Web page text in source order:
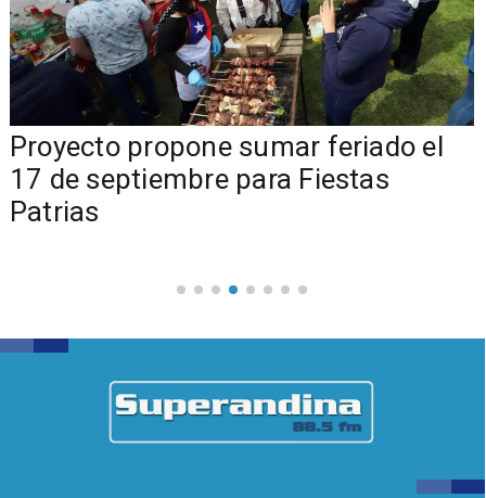
Proyecto propone sumar feriado el
17 de septiembre para Fiestas
Patrias